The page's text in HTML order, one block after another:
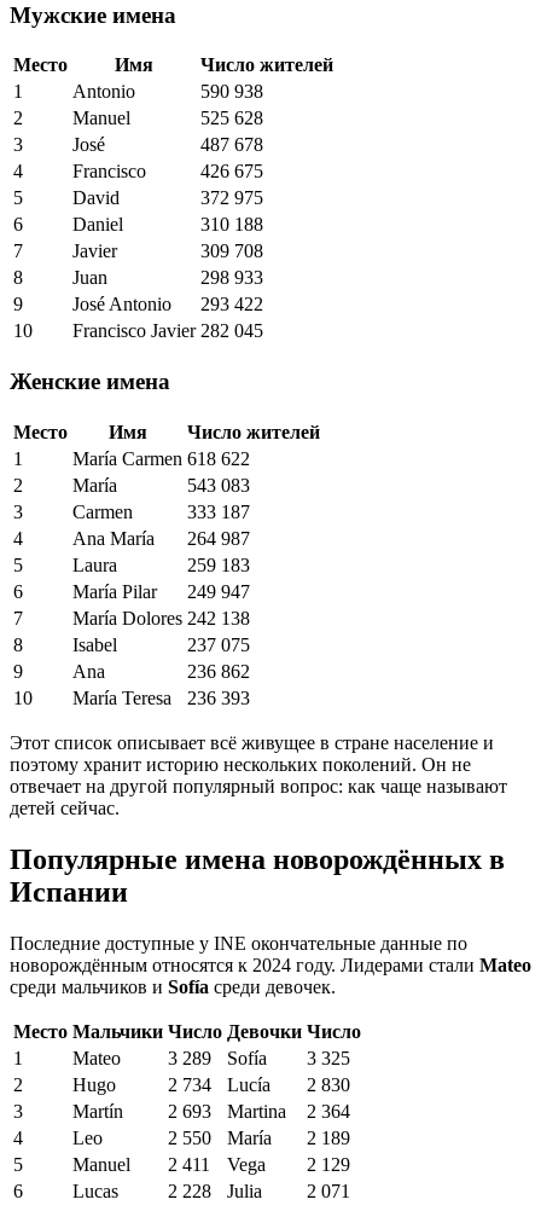
Мужские имена
Место Имя
Число жителей
1
Antonio
590 938
2
Manuel
525 628
3
José
487 678
4
Francisco
426 675
5
David
372 975
6
Daniel
310 188
7
Javier
309 708
8
Juan
298 933
9
José Antonio
293 422
10
Francisco Javier 282 045
Женские имена
Место Имя
Число жителей
1
María Carmen 618 622
2
María
543 083
3
Carmen
333 187
4
Ana María
264 987
5
Laura
259 183
6
María Pilar
249 947
7
María Dolores 242 138
8
Isabel
237 075
9
Ana
236 862
10
María Teresa 236 393
Этот список описывает всё живущее в стране население и
поэтому хранит историю нескольких поколений. Он не
отвечает на другой популярный вопрос: как чаще называют
детей сейчас.
Популярные имена новорождённых в
Испании
Последние доступные у INE окончательные данные по
новорождённым относятся к 2024 году. Лидерами стали Mateo
среди мальчиков и Sofía среди девочек.
Место Мальчики Число Девочки Число
1
Mateo 3 289 Sofía
3 325
2
Hugo 2 734 Lucía
2 830
3
Martín 2 693 Martina
2 364
4
Leo 2 550 María
2 189
5
Manuel 2 411 Vega
2 129
6
Lucas 2 228 Julia
2 071